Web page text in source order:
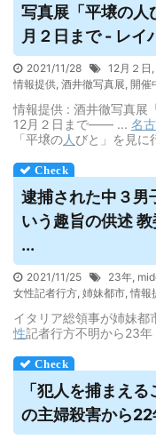
写真展「平壌の
月２日まで - レイ
2021/11/28 12月２日 ,
情報提供, 酒井徹写真展, 開催
情報提供 : 酒井徹写真展
12月２日まで―― ... 名
「平壌の人 びと」を見に
逮捕された中３男
いう趣旨の供述
...
2021/11/25 23年,
女性記者行方, 姉妹都市, 情報
イタリア総領事が姉妹都
性記者行方不明から23
「犯人を捕まえ
の主婦殺害から